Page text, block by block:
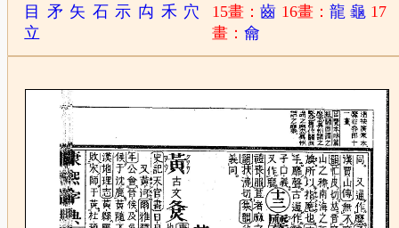
目
矛 矢 石 示 禸 禾 穴
立
15畫：齒 16畫： 龍 龜 17
畫：龠